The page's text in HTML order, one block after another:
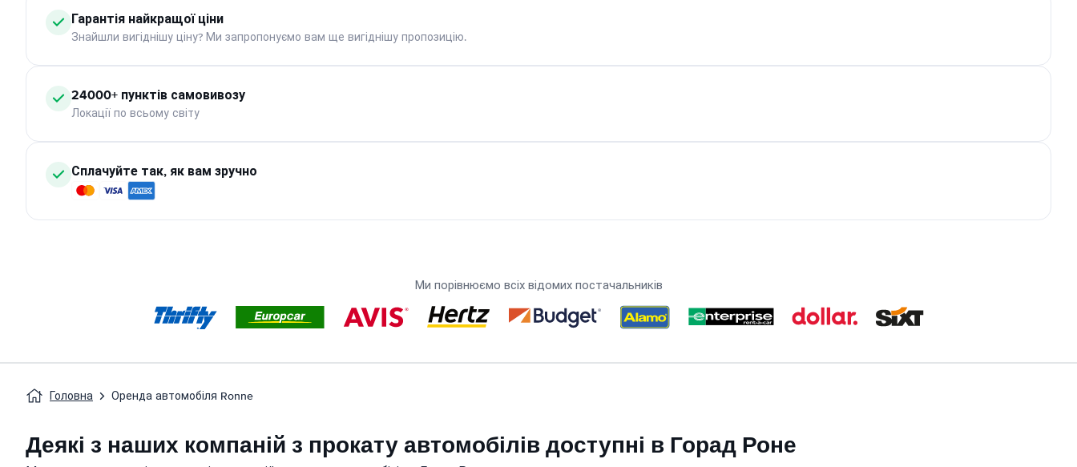
Гарантія найкращої ціни
Знайшли вигіднішу ціну? Ми запропонуємо вам ще вигіднішу пропозицію.
24000+ пунктів самовивозу
Локації по всьому світу
Сплачуйте так, як вам зручно
Ми порівнюємо всіх відомих постачальників
Головна Оренда автомобіля Ronne
Деякі з наших компаній з прокату автомобілів доступні в Горад Роне